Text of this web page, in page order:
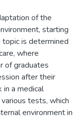
of the
starting
is determined
where
of graduates
after their
a medical
tests, which
environment in